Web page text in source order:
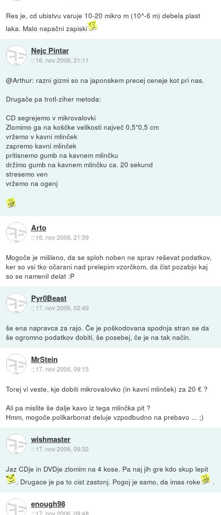
Res je, cd ubistvu varuje 10-20 mikro m (10^-6 m) debela plast
laka. Malo napačni zapiski
Nejc Pintar
:: 16. nov 2006, 21:11
@Arthur: razni gizmi so na japonskem precej ceneje kot pri nas.
Drugače pa trotl-ziher metoda:
CD segrejemo v mikrovalovki
Zlomimo ga na koščke velikosti največ 0,5*0,5 cm
vržemo v kavni mlinček
zapremo kavni mlinček
pritisnemo gumb na kavnem mlinčku
držimo gumb na kavnem mlinčku ca. 20 sekund
stresemo ven
vržemo na ogenj
Arto
:: 16. nov 2006, 21:39
Mogoče je mišleno, da se sploh noben ne sprav reševat podatkov,
ker so vsi tko očarani nad prelepim vzorčkom, da čist pozabjo kaj
so se namenil delat :P
Pyr0Beast
:: 17. nov 2006, 02:49
še ena napravca za rajo. Če je poškodovana spodnja stran se da
še ogromno podatkov dobiti, še posebej, če je na tak način.
MrStein
:: 17. nov 2006, 09:15
Torej vi veste, kje dobiti mikrovalovko (in kavni mlinček) za 20 € ?
Ali pa mislite še dalje kavo iz tega mlinčka pit ?
Hmm, mogoče polikarbonat deluje vzpodbudno na prebavo ... ;)
wishmaster
:: 17. nov 2006, 09:32
Jaz CDje in DVDje zlomim na 4 kose. Pa naj jih gre kdo skup lepit
. Drugace je pa to cist zastonj. Pogoj je samo, da imas roke
.
enough98
:: 17. nov 2006, 09:48